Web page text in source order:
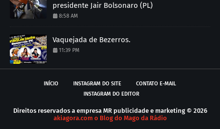
presidente Jair Bolsonaro (PL)
8:58 AM
Vaquejada de Bezerros.
11:39 PM
INÍCIO INSTAGRAM DO SITE
CONTATO E-MAIL
INSTAGRAM DO EDITOR
Direitos reservados a empresa MR publicidade e marketing © 2026
akiagora.com o Blog do Mago da Rádio